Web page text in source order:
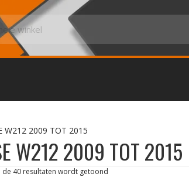
W212 2009 TOT 2015
W212 2009 TOT 2015
de 40 resultaten wordt getoond